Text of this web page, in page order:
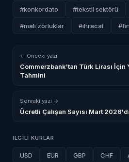
#konkordato #tekstil sektörü
#mali zorluklar #ihracat
← Onceki yazi
Commerzbank'tan Türk Lirası İçin
Tahmini
Sonraki yazi →
Ücretli Çalışan Sayısı Mart
ILGILI KURLAR
USD EUR GBP CHF